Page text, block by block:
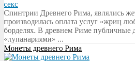
Спинтрии Древнего Рима, являлись
производилась оплата услуг «жриц
борделях. В древнем Риме публичные
«лупанариями» ...
Монеты древнего Рима